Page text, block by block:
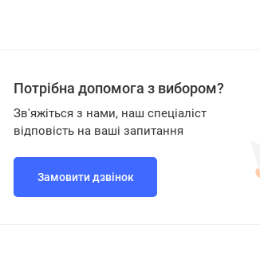
Потрібна допомога з вибором?
Зв'яжіться з нами, наш спеціаліст
відповість на ваші запитання
Замовити дзвінок